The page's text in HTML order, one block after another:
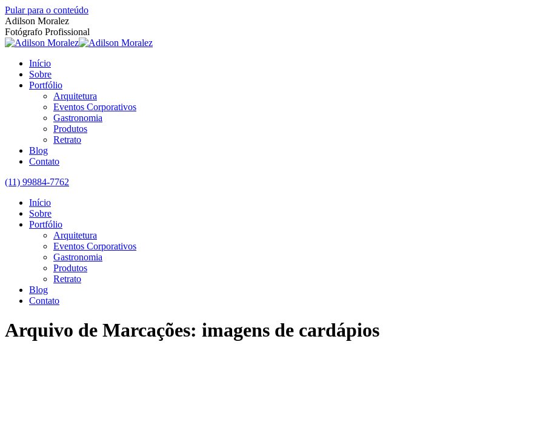
Pular para o conteúdo
Adilson Moralez
Fotógrafo Profissional
Início
Sobre
Portfólio
Arquitetura
Eventos Corporativos
Gastronomia
Produtos
Retrato
Blog
Contato
(11) 99884-7762
Início
Sobre
Portfólio
Arquitetura
Eventos Corporativos
Gastronomia
Produtos
Retrato
Blog
Contato
Arquivo de Marcações: imagens de cardápios